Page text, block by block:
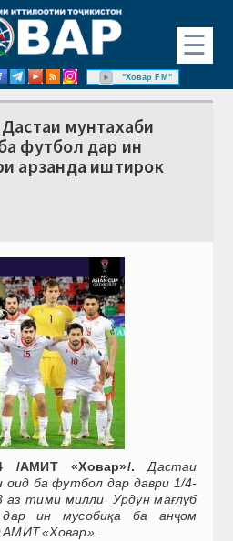
☰
"Ховар FM"
мунтахаби
футбол дар ин
арзанда иштирок
/АМИТ «Ховар»/.
Дастаи
оид ба футбол дар даври 1/4-
аз тими милли Урдун мағлуб
ин мусобиқа ба анҷом
АМИТ «Ховар».